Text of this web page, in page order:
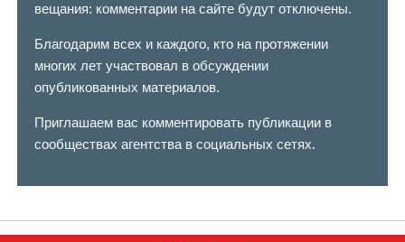
вещания: комментарии на сайте будут отключены.
Благодарим всех и каждого, кто на протяжении
многих лет участвовал в обсуждении
опубликованных материалов.
Приглашаем вас комментировать публикации в
сообществах агентства в социальных сетях.